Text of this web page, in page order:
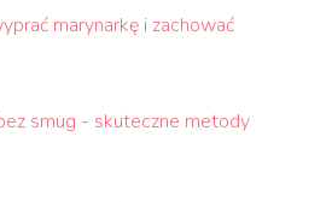
marynarkę i zachować
smug - skuteczne metody